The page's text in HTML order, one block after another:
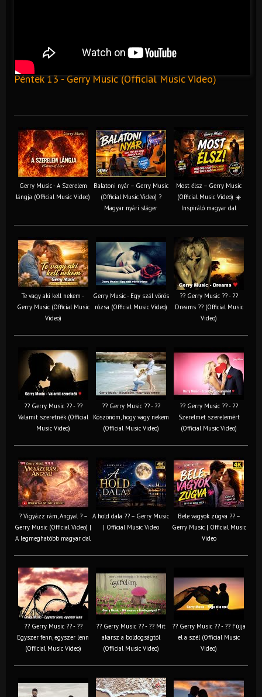
Péntek 13 - Gerry Music (Official Music Video)
Gerry Music - A Szerelem
lángja (Official Music Video)
Balatoni nyár – Gerry Music
(Official Music Video) ?
Magyar nyári sláger
Most élsz – Gerry Music
(Official Music Video) ☀️
Inspiráló magyar dal
Te vagy aki kell nekem -
Gerry Music (Official Music
Video)
Gerry Music - Egy szál vörös
rózsa (Official Music Video)
?? Gerry Music ?? - ??
Dreams ?? (Official Music
Video)
?? Gerry Music ?? - ??
Valamit szeretnék (Official
Music Video)
?? Gerry Music ?? - ??
Köszönöm, hogy vagy nekem
(Official Music Video)
?? Gerry Music ?? - ??
Szerelmet szerelemért
(Official Music Video)
? Vigyázz rám, Angyal ? –
Gerry Music (Official Video) |
A legmeghatóbb magyar dal
A hold dala ?? – Gerry Music
| Official Music Video
Bele vagyok zúgva ?? –
Gerry Music | Official Music
Video
?? Gerry Music ?? - ??
Egyszer fenn, egyszer lenn
(Official Music Video)
?? Gerry Music ?? - ?? Mit
akarsz a boldogságtól
(Official Music Video)
?? Gerry Music ?? - ?? Fújja
el a szél (Official Music
Video)